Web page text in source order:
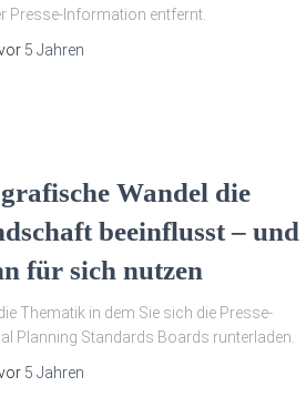
Presse-Information entfernt.
vor 5 Jahren
Wandel die
beeinflusst – und
für sich nutzen
Thematik in dem Sie sich die Presse-
Planning Standards Boards runterladen.
vor 5 Jahren